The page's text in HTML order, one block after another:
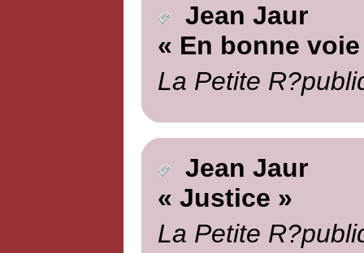
Jean Jaur
« En bonne
La Petite
Jean Jaur
« Justice »
La Petite